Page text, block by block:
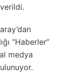
“Haberler”
medya